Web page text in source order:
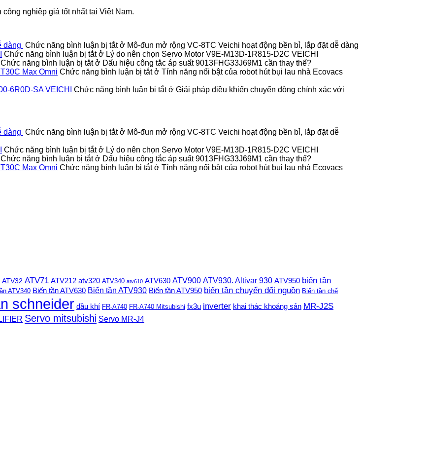
nghiệp giá tốt nhất tại Việt Nam.
dàng Chức năng bình luận bị tắtở Mô-đun mở rộng VC-8TC Veichi hoạt động bền bỉ, lắp đặt dễ dàng
Chức năng bình luận bị tắtở Lý do nên chọn Servo Motor V9E-M13D-1R815-D2C VEICHI
Chức năng bình luận bị tắtở Dấu hiệu công tắc áp suất 9013FHG33J69M1 cần thay thế?
Max Omni Chức năng bình luận bị tắtở Tính năng nổi bật của robot hút bụi lau nhà Ecovacs
6R0D-SA VEICHI
Chức năng bình luận bị tắtở Giải pháp điều khiển chuyển động chính xác với
dàng Chức năng bình luận bị tắtở Mô-đun mở rộng VC-8TC Veichi hoạt động bền bỉ, lắp đặt dễ
Chức năng bình luận bị tắtở Lý do nên chọn Servo Motor V9E-M13D-1R815-D2C VEICHI
Chức năng bình luận bị tắtở Dấu hiệu công tắc áp suất 9013FHG33J69M1 cần thay thế?
Max Omni Chức năng bình luận bị tắtở Tính năng nổi bật của robot hút bụi lau nhà Ecovacs
ATV32 ATV71 ATV212 atv320 ATV340 atv610 ATV630 ATV900 ATV930. Altivar 930 ATV950 biến tần
ATV340 Biến tần ATV630 Biến tần ATV930 Biến tần ATV950 biến tần chuyển đổi nguồn Biến tần chế
schneider dầu khí FR-A740 FR-A740 Mitsubishi fx3u inverter khai thác khoáng sản MR-J2S
Servo mitsubishi Servo MR-J4